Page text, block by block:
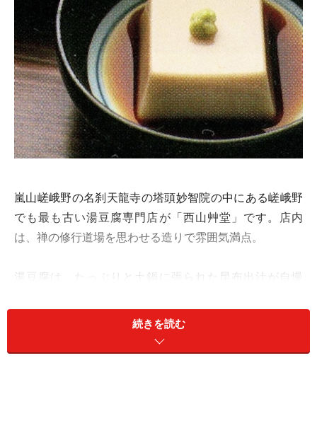
嵐山嵯峨野の名刹天龍寺の塔頭妙智院の中にある嵯峨野
でも最も古い湯豆腐専門店が「西山艸堂」です。店内
は、禅の修行道場を思わせる造りで雰囲気満点。
湯豆腐は、たっぷりと土鍋に張られた昆布出汁が自慢
続きを読む